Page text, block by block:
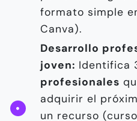
formato simple
Canva).
Desarrollo
joven: Identifica
profesionales
adquirir el
un recurso